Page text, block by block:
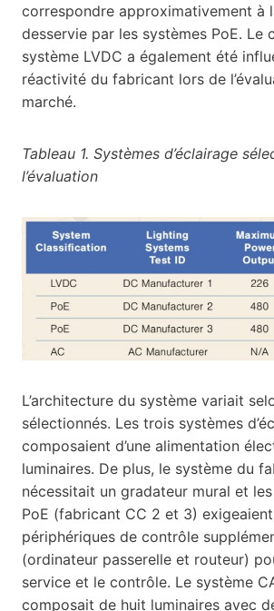
correspondre approximativement à
desservie par les systèmes PoE. Le
système LVDC a également été
réactivité du fabricant lors de
marché.
Tableau 1. Systèmes d’éclairage
l’évaluation
L’architecture du système variait
sélectionnés. Les trois systèmes
composaient d’une alimentation
luminaires. De plus, le système du
nécessitait un gradateur mural et
PoE (fabricant CC 2 et 3)
périphériques de contrôle
(ordinateur passerelle et routeur)
service et le contrôle. Le système
composait de huit luminaires avec